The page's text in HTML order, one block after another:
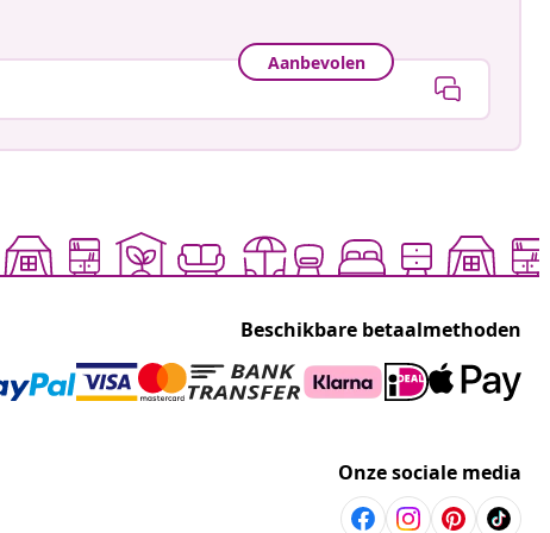
Aanbevolen
Beschikbare betaalmethoden
Onze sociale media